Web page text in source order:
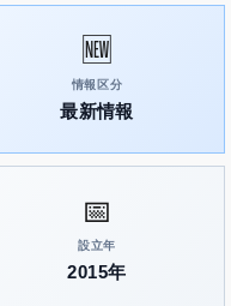
🆕
情報区分
最新情報
📅
設立年
2015年